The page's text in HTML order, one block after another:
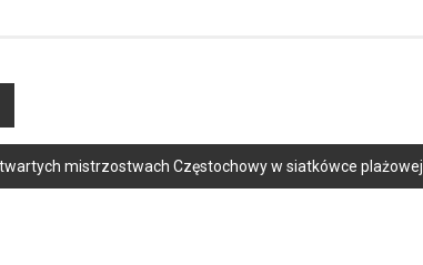
mistrzostwach Częstochowy w siatkówce plażowej